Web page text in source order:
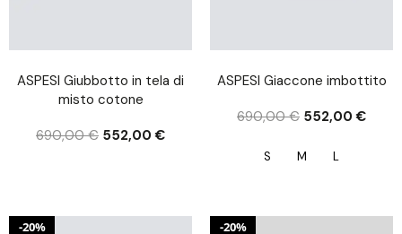
ASPESI Giubbotto in tela di
misto cotone
690,00€ 552,00€
ASPESI Giaccone imbottito
690,00€ 552,00€
S M L
20% 20%